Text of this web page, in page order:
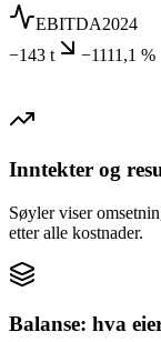
EBITDA2024
−143 t
−1111,1 %
Inntekter og
Søyler viser
etter alle kostnader.
Balanse: hva